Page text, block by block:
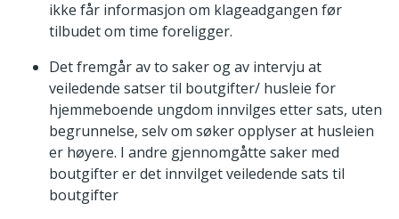
ikke får informasjon om klageadgangen før
tilbudet om time foreligger.
Det fremgår av to saker og av intervju at
veiledende satser til boutgifter/ husleie for
hjemmeboende ungdom innvilges etter sats, uten
begrunnelse, selv om søker opplyser at husleien
er høyere. I andre gjennomgåtte saker med
boutgifter er det innvilget veiledende sats til
boutgifter